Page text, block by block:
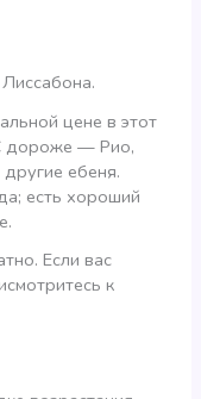
цене в этот
дороже — Рио,
ебеня.
есть хороший
Если вас
к